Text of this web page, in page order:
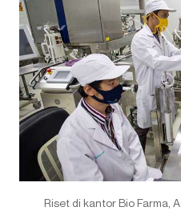
Riset di kantor Bio Farma,